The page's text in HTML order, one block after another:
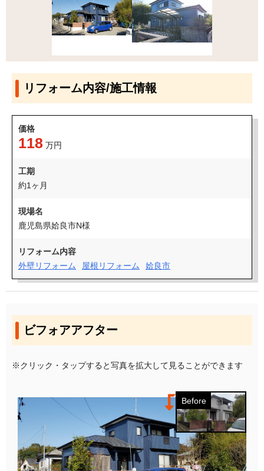
リフォーム内容/施工情報
価格
118 万円
工期
約1ヶ月
現場名
鹿児島県姶良市N様
リフォーム内容
外壁リフォーム
屋根リフォーム 姶良市
ビフォアアフター
※クリック・タップすると写真を拡大して見ることができます
Before